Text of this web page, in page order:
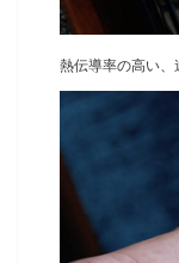
熱伝導率の高い、